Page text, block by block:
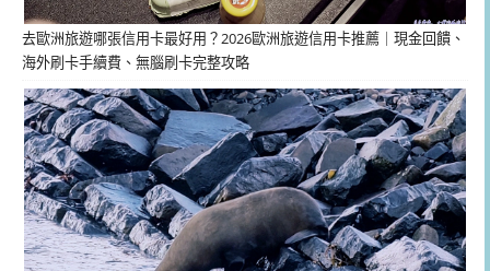
去歐洲旅遊哪張信用卡最好用？2026歐洲旅遊信用卡推薦｜現金回饋、
海外刷卡手續費、無腦刷卡完整攻略